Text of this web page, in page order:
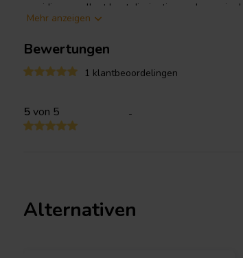
providing excellent heat dissipation and
in crossover components, providing reliable
WAX10/10.0/5 resistor is a testament to I.T.
performance and a long lifespan for your
Mehr anzeigen
Bewertungen
1 klantbeoordelingen
5von 5 -
Alternativen